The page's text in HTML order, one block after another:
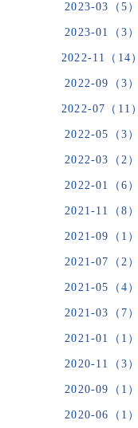
2023-03（5）
2023-01（3）
2022-11（14）
2022-09（3）
2022-07（11）
2022-05（3）
2022-03（2）
2022-01（6）
2021-11（8）
2021-09（1）
2021-07（2）
2021-05（4）
2021-03（7）
2021-01（1）
2020-11（3）
2020-09（1）
2020-06（1）